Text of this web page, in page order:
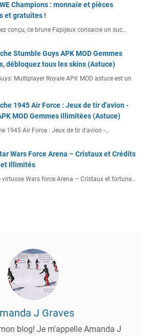
Champions : monnaie et pièces
et gratuites !
conçu, ce brune Fapijeux consacre un suc…
Stumble Guys APK MOD Gemmes
débloquez tous les skins (Astuce)
Multiplayer Royale APK MOD astuce est un
1945 Air Force : Jeux de tir d'avion -
MOD Gemmes illimitées (Astuce)
1945 Air Force : Jeux de tir d'avion -…
Wars Force Arena – Cristaux et Crédits
Illimités
virtuose Wars force Arena – Cristaux et fortune…
J Graves
blog! Je m'appelle Amanda J